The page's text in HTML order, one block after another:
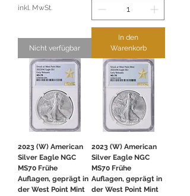
inkl. MwSt.
Nicht verfügbar
In den
Warenkorb
2023 (W) American
Silver Eagle NGC
MS70 Frühe
Auflagen, geprägt in
der West Point Mint
2023 (W) American
Silver Eagle NGC
MS70 Frühe
Auflagen, geprägt in
der West Point Mint